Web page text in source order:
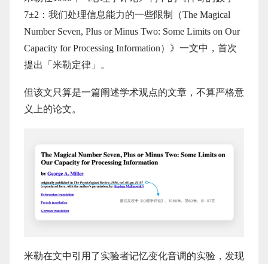
7±2：我们处理信息能力的一些限制（The Magical
Number Seven, Plus or Minus Two: Some Limits on Our
Capacity for Processing Information）》一文中，首次
提出「米勒定律」。
但该文只算是一篇阐述学术观点的文章，不算严格意
义上的论文。
米勒在文中引用了实验者记忆变化音调的实验，发现